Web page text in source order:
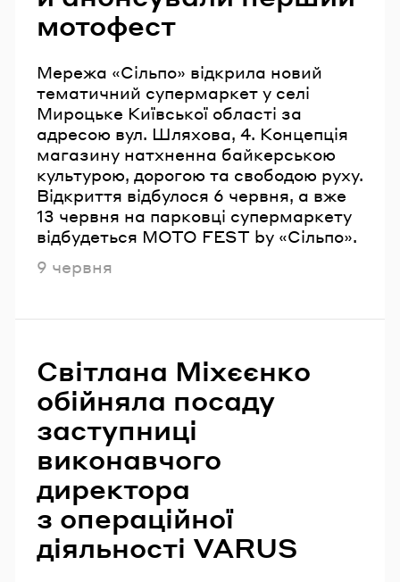
мотофест
Мережа «Сільпо» відкрила новий
тематичний супермаркет у селі
Мироцьке Київської області за
адресою вул. Шляхова, 4. Концепція
магазину натхненна байкерською
культурою, дорогою та свободою руху.
Відкриття відбулося 6 червня, а вже
13 червня на парковці супермаркету
відбудеться MOTO FEST by «Сільпо».
Опубліковано
9 червня
Світлана Міхєєнко
обійняла посаду
заступниці
виконавчого
директора
з операційної
діяльності VARUS